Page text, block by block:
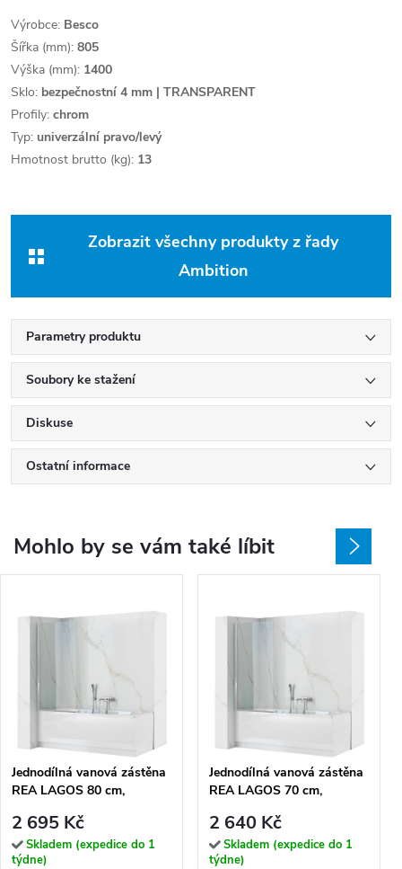
Výrobce: Besco
Šířka (mm): 805
Výška (mm): 1400
Sklo: bezpečnostní 4 mm | TRANSPARENT
Profily: chrom
Typ: univerzální pravo/levý
Hmotnost brutto (kg): 13
Zobrazit všechny produkty z řady
Ambition
Parametry produktu
Soubory ke stažení
Diskuse
Ostatní informace
Mohlo by se vám také líbit
Jednodílná vanová zástěna
REA LAGOS 80 cm,
2 695 Kč
Skladem (expedice do 1
týdne)
Jednodílná vanová zástěna
REA LAGOS 70 cm,
2 640 Kč
Skladem (expedice do 1
týdne)